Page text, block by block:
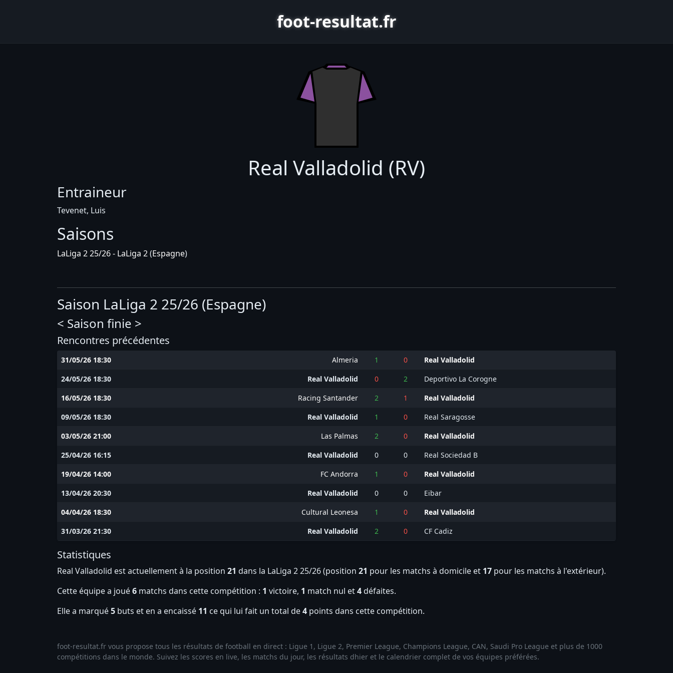
foot-resultat.fr
Real Valladolid (RV)
Entraineur
Tevenet, Luis
Saisons
LaLiga 2 25/26 - LaLiga 2(Espagne)
Saison LaLiga 2 25/26 (Espagne)
< Saison finie >
Rencontres précédentes
31/05/26 18:30 Almeria 1 0
Real Valladolid
24/05/26 18:30
Real Valladolid 0 2
Deportivo La Corogne
16/05/26 18:30
Racing Santander 2 1
Real Valladolid
09/05/26 18:30
Real Valladolid 1 0
Real Saragosse
03/05/26 21:00
Las Palmas 2 0
Real Valladolid
25/04/26 16:15
Real Valladolid 0 0
Real Sociedad B
19/04/26 14:00
FC Andorra 1 0
Real Valladolid
13/04/26 20:30
Real Valladolid 0 0
Eibar
04/04/26 18:30
Cultural Leonesa 1 0
Real Valladolid
31/03/26 21:30
Real Valladolid 2 0 CF Cadiz
Statistiques
Real Valladolid est actuellement à la position 21 dans la LaLiga 2 25/26 (position 21 pour les matchs à domicile et 17 pour les matchs à l'extérieur).
Cette équipe a joué6 matchs dans cette compétition : 1 victoire, 1 match nul et4défaites.
Elle a marqué5 buts et en a encaissé 11 ce qui lui fait un total de4 points dans cette compétition.
foot-resultat.fr vous propose tous les résultats de football en direct : Ligue 1, Ligue 2, Premier League, Champions League, CAN, Saudi Pro League et plus de 1000
compétitions dans le monde. Suivez les scores en live, les matchs du jour, les résultats dhier et le calendrier complet de vos équipes préférées.